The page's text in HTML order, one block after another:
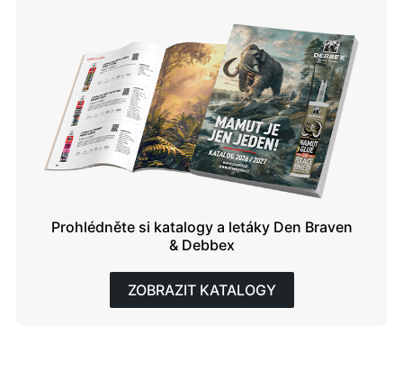
Prohlédněte si katalogy a letáky Den Braven
& Debbex
ZOBRAZIT KATALOGY